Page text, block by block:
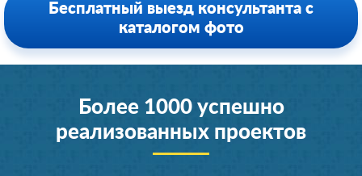
Бесплатный выезд консультанта с
каталогом фото
Более 1000 успешно
реализованных проектов